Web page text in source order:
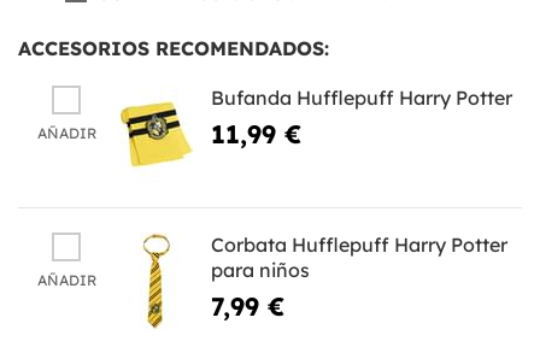
ACCESORIOS RECOMENDADOS:
AÑADIR
Bufanda Hufflepuff Harry Potter
11,99 €
AÑADIR
Corbata Hufflepuff Harry Potter
para niños
7,99 €